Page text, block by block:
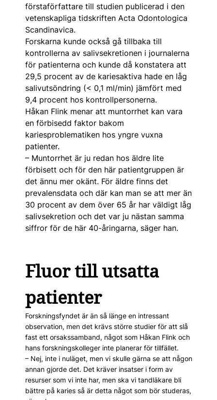
förstaförfattare till studien publicerad i den
vetenskapliga tidskriften Acta Odontologica
Scandinavica.
Forskarna kunde också gå tillbaka till
kontrollerna av salivsekretionen i journalerna
för patienterna och kunde då konstatera att
29,5 procent av de kariesaktiva hade en låg
salivutsöndring (< 0,1 ml/min) jämfört med
9,4 procent hos kontrollpersonerna.
Håkan Flink menar att muntorrhet kan vara
en förbisedd faktor bakom
kariesproblematiken hos yngre vuxna
patienter.
– Muntorrhet är ju redan hos äldre lite
förbisett och för den här patientgruppen är
det ännu mer okänt. För äldre finns det
prevalensdata och där kan man se att mer än
30 procent av dem över 65 år har väldigt låg
salivsekretion och det var ju nästan samma
siffror för de här 40-åringarna, säger han.
Fluor till utsatta
patienter
Forskningsfyndet är än så länge en intressant
observation, men det krävs större studier för att slå
fast ett orsakssamband, något som Håkan Flink och
hans forskningskolleger inte planerar för tillfället.
– Nej, inte i nuläget, men vi skulle gärna se att någon
annan gjorde det. Det kräver insatser i form av
resurser som vi inte har, men ska vi tandläkare bli
bättre på karies så är detta något som bör studeras,